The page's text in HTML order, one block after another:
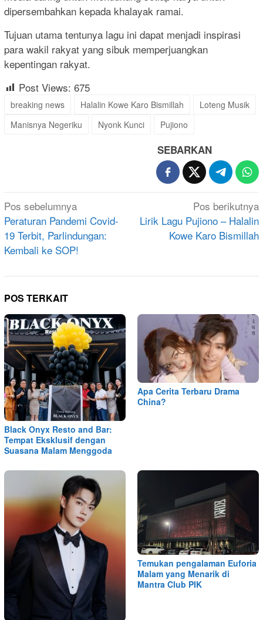
dipersembahkan kepada khalayak ramai.
Tujuan utama tentunya lagu ini dapat menjadi inspirasi
para wakil rakyat yang sibuk memperjuangkan
kepentingan rakyat.
Post Views: 675
breaking news Halalin Kowe Karo Bismillah
Loteng Musik
Manisnya Negeriku
Nyonk Kunci Pujiono
SEBARKAN
Navigasi
pos
Pos sebelumnya
Peraturan Pandemi Covid-
19 Terbit, Parlindungan:
Kembali ke SOP!
Pos berikutnya
Lirik Lagu Pujiono – Halalin
Kowe Karo Bismillah
POS TERKAIT
Black Onyx Resto and Bar:
Tempat Eksklusif dengan
Suasana Malam Menggoda
Apa Cerita Terbaru Drama
China?
Temukan pengalaman Euforia
Malam yang Menarik di
Mantra Club PIK